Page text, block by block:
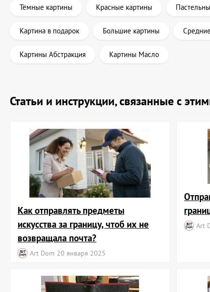
Тёмные картины Красные картины
Картина в подарок Большие картины
Картины Абстракция Картины Масло
Статьи и инструкции, связанные с
Как отправлять предметы
искусства за границу, чтоб их не
возвращала почта?
Art Dom 20 января 2025
Art